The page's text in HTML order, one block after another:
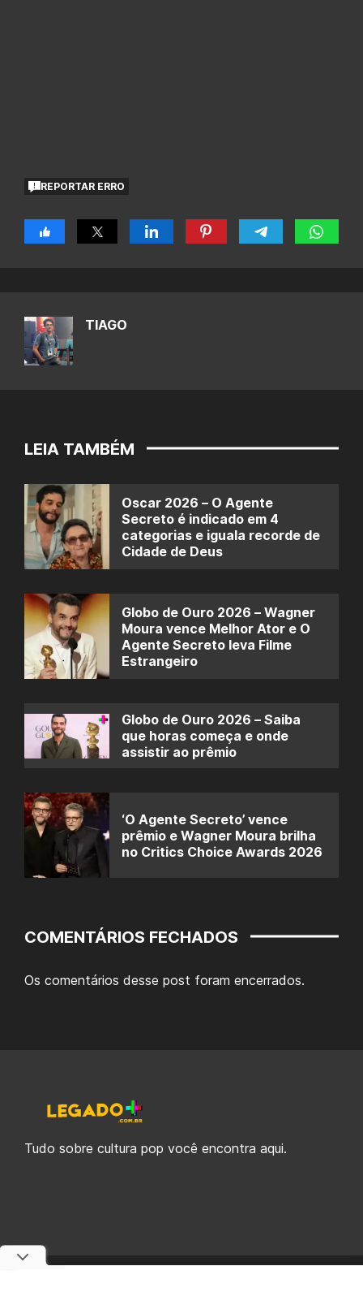
REPORTAR ERRO
TIAGO
LEIA TAMBÉM
Oscar 2026 – O Agente
Secreto é indicado em 4
categorias e iguala recorde de
Cidade de Deus
Globo de Ouro 2026 – Wagner
Moura vence Melhor Ator e O
Agente Secreto leva Filme
Estrangeiro
Globo de Ouro 2026 – Saiba
que horas começa e onde
assistir ao prêmio
‘O Agente Secreto’ vence
prêmio e Wagner Moura brilha
no Critics Choice Awards 2026
COMENTÁRIOS FECHADOS
Os comentários desse post foram encerrados.
Tudo sobre cultura pop você encontra aqui.